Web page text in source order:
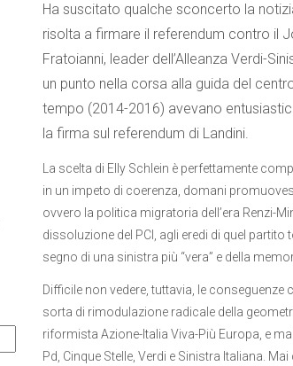
Ha suscitato qualche sconcerto la
risolta a firmare il referendum contro il
Fratoianni, leader dell’Alleanza Verdi-
un punto nella corsa alla guida del
tempo (2014-2016) avevano
la firma sul referendum di Landini.
La scelta di Elly Schlein è perfettamente
in un impeto di coerenza, domani
ovvero la politica migratoria dell’era Renzi-
dissoluzione del PCI, agli eredi di quel
segno di una sinistra più “vera” e della
Difficile non vedere, tuttavia, le
sorta di rimodulazione radicale della
riformista Azione-Italia Viva-Più Europa, e
Pd, Cinque Stelle, Verdi e Sinistra Italiana.